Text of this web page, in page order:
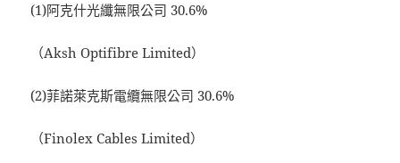
(1)阿克什光纖無限公司 30.6%
（Aksh Optifibre Limited）
(2)菲諾萊克斯電纜無限公司 30.6%
（Finolex Cables Limited）